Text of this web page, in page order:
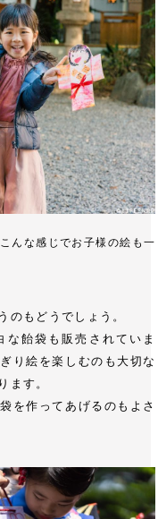
んな感じでお子様の絵も一
のもどうでしょう。
な飴袋も販売されていま
り絵を楽しむのも大切な
ます。
を作ってあげるのもよさ